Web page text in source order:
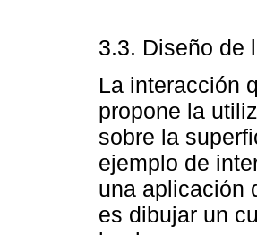
3.3. Diseño de
La interacción
propone la
sobre la
ejemplo de
una aplicación
es dibujar un